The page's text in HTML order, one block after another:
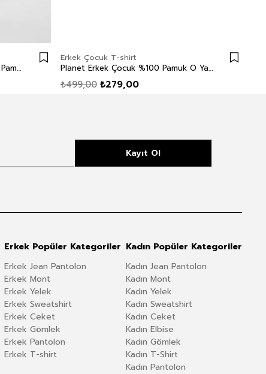
Drawinglogo 1 Erkek Çocuk %100 Pamuk O Yaka T-Shirt Off White
Erkek Çocuk T-shirt
Planet Erkek Çocuk %100 Pamuk O Yaka T-Shirt Hardal
₺279,00
₺499,00
Kayıt Ol
Erkek Popüler Kategoriler
Erkek Jean Pantolon
Erkek Mont
Erkek Yelek
Erkek Sweatshirt
Erkek Ceket
Erkek Gömlek
Erkek Pantolon
Erkek T-shirt
Kadın Popüler Kategoriler
Kadın Jean Pantolon
Kadın Mont
Kadın Yelek
Kadın Sweatshirt
Kadın Ceket
Kadın Elbise
Kadın Gömlek
Kadın T-Shirt
Kadın Pantolon